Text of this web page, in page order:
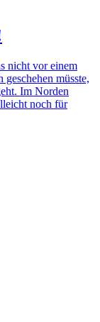
nicht vor einem
müsste,
Im Norden
noch für